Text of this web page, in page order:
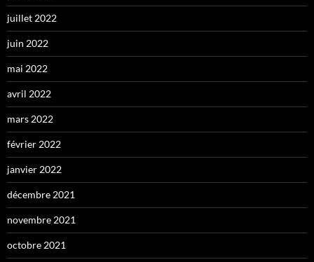
juillet 2022
juin 2022
mai 2022
avril 2022
mars 2022
février 2022
janvier 2022
décembre 2021
novembre 2021
octobre 2021